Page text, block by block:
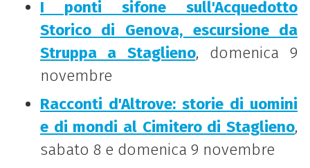
I ponti sifone sull'Acquedotto
Storico di Genova, escursione da
Struppa a Staglieno, domenica 9
novembre
Racconti d'Altrove: storie di uomini
e di mondi al Cimitero di Staglieno,
sabato 8 e domenica 9 novembre